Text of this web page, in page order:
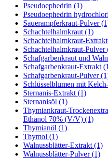
Pseudoephedrin (1)
Pseudoephedrin
Sauerampferkraut-Pulver
Schachtelhalmkraut (1)
Schachtelhalmkraut-
Schachtelhalmkraut-Pulver
Schafgarbenkraut und
Schafgarbenkraut-Extrakt
Schafgarbenkraut-Pulver
Schlüsselblumen mit
Sternanis-Extrakt (1)
Sternanisöl (1)
Thymiankraut-
Ethanol 70% (V/V) (1)
Thymianöl (1)
Thymol (1)
Walnussblätter-Extrakt (1)
Walnussblätter-Pulver (1)